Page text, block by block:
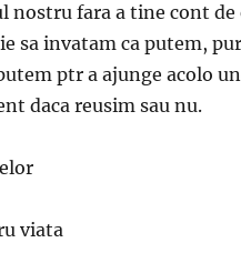
nostru fara a tine cont
sa invatam ca putem,
ptr a ajunge acolo
daca reusim sau nu.
viata